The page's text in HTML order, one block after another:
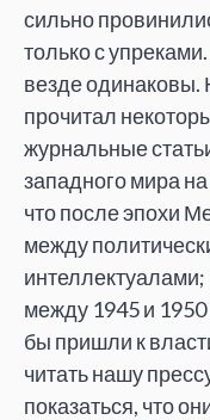
сильно
только с
везде одинаковы.
прочитал
журнальные
западного мира
что после эпохи
между
между 1945 и
бы пришли к
читать нашу
показаться, что